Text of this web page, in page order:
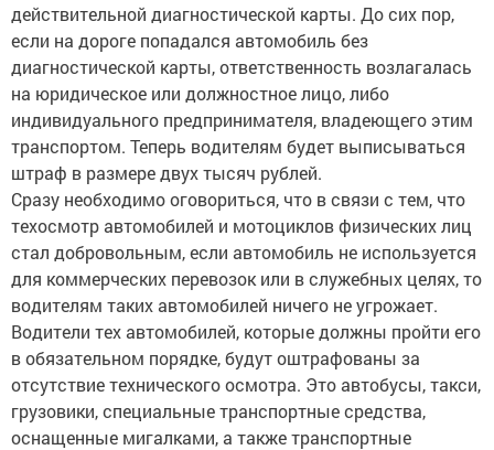
действительной диагностической карты. До сих пор,
если на дороге попадался автомобиль без
диагностической карты, ответственность возлагалась
на юридическое или должностное лицо, либо
индивидуального предпринимателя, владеющего этим
транспортом. Теперь водителям будет выписываться
штраф в размере двух тысяч рублей.
Сразу необходимо оговориться, что в связи с тем, что
техосмотр автомобилей и мотоциклов физических лиц
стал добровольным, если автомобиль не используется
для коммерческих перевозок или в служебных целях, то
водителям таких автомобилей ничего не угрожает.
Водители тех автомобилей, которые должны пройти его
в обязательном порядке, будут оштрафованы за
отсутствие технического осмотра. Это автобусы, такси,
грузовики, специальные транспортные средства,
оснащенные мигалками, а также транспортные